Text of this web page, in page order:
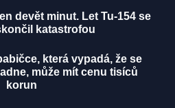
devět minut. Let Tu-154 se
katastrofou
která vypadá, že se
může mít cenu tisíců
korun